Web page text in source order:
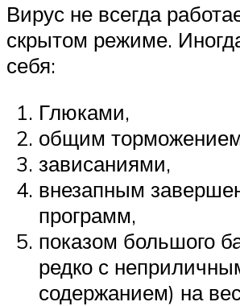
Вирус не всегда
скрытом режиме.
себя:
Глюками,
общим
зависаниями,
внезапным
программ,
показом большого
редко с
содержанием) на